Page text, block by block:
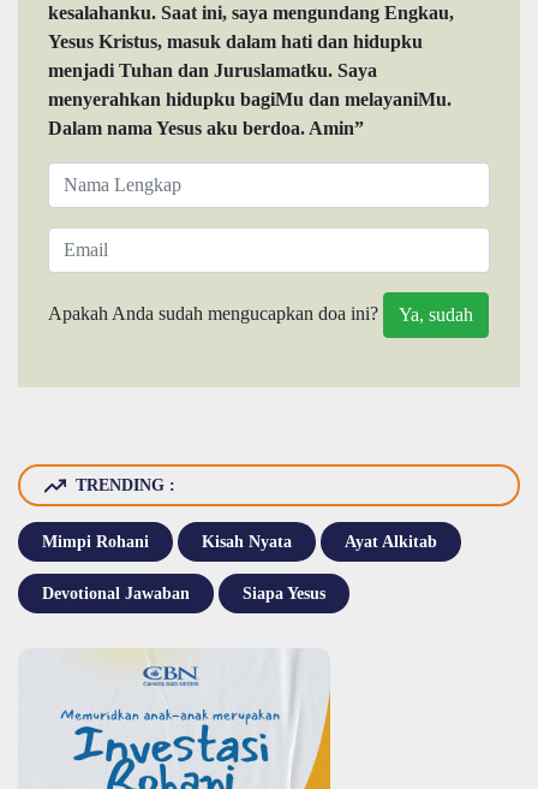
kesalahanku. Saat ini, saya mengundang Engkau,
Yesus Kristus, masuk dalam hati dan hidupku
menjadi Tuhan dan Juruslamatku. Saya
menyerahkan hidupku bagiMu dan melayaniMu.
Dalam nama Yesus aku berdoa. Amin”
Apakah Anda sudah mengucapkan doa ini?
TRENDING :
Mimpi Rohani Kisah Nyata Ayat Alkitab
Devotional Jawaban Siapa Yesus